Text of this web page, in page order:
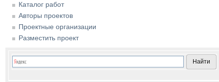
Каталог работ
Авторы проектов
Проектные организации
Разместить проект